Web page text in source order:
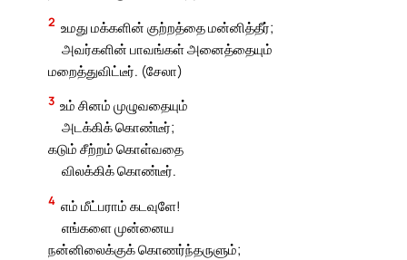
2 உமது மக்களின் குற்றத்தை மன்னித்தீர்;
அவர்களின் பாவங்கள் அனைத்தையும்
மறைத்துவிட்டீர். (சேலா)
3 உம் சினம் முழுவதையும்
அடக்கிக் கொண்டீர்;
கடும் சீற்றம் கொள்வதை
விலக்கிக் கொண்டீர்.
4 எம் மீட்பராம் கடவுளே!
எங்களை முன்னைய
நன்னிலைக்குக் கொணர்ந்தருளும்;